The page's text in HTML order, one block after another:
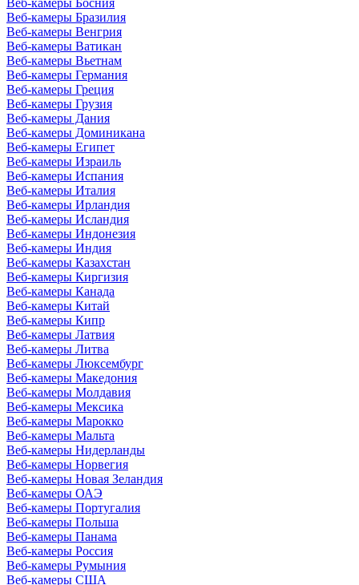
Веб-камеры Босния
Веб-камеры Бразилия
Веб-камеры Венгрия
Веб-камеры Ватикан
Веб-камеры Вьетнам
Веб-камеры Германия
Веб-камеры Греция
Веб-камеры Грузия
Веб-камеры Дания
Веб-камеры Доминикана
Веб-камеры Египет
Веб-камеры Израиль
Веб-камеры Испания
Веб-камеры Италия
Веб-камеры Ирландия
Веб-камеры Исландия
Веб-камеры Индонезия
Веб-камеры Индия
Веб-камеры Казахстан
Веб-камеры Киргизия
Веб-камеры Канада
Веб-камеры Китай
Веб-камеры Кипр
Веб-камеры Латвия
Веб-камеры Литва
Веб-камеры Люксембург
Веб-камеры Македония
Веб-камеры Молдавия
Веб-камеры Мексика
Веб-камеры Марокко
Веб-камеры Мальта
Веб-камеры Нидерланды
Веб-камеры Норвегия
Веб-камеры Новая Зеландия
Веб-камеры ОАЭ
Веб-камеры Португалия
Веб-камеры Польша
Веб-камеры Панама
Веб-камеры Россия
Веб-камеры Румыния
Веб-камеры США